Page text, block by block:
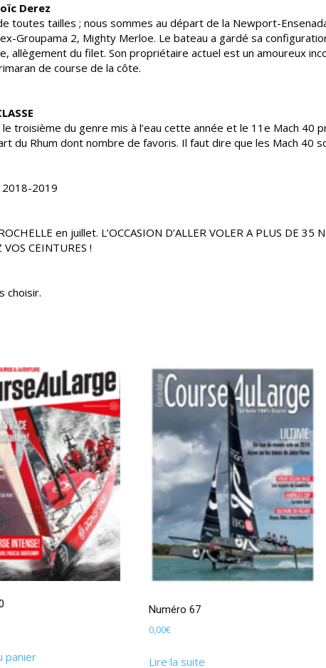
Derez
toutes tailles ; nous sommes au départ de la Newport-
Groupama 2, Mighty Merloe. Le bateau a gardé sa
allègement du filet. Son propriétaire actuel est un amoureux
de course de la côte.
troisième du genre mis à l’eau cette année et le 11e Mach 40
du Rhum dont nombre de favoris. Il faut dire que les Mach 40
2018-2019
en juillet. L’OCCASION D’ALLER VOLER A PLUS DE 35
CEINTURES !
choisir.
panier
Numéro 67
0,00€
Lire la suite